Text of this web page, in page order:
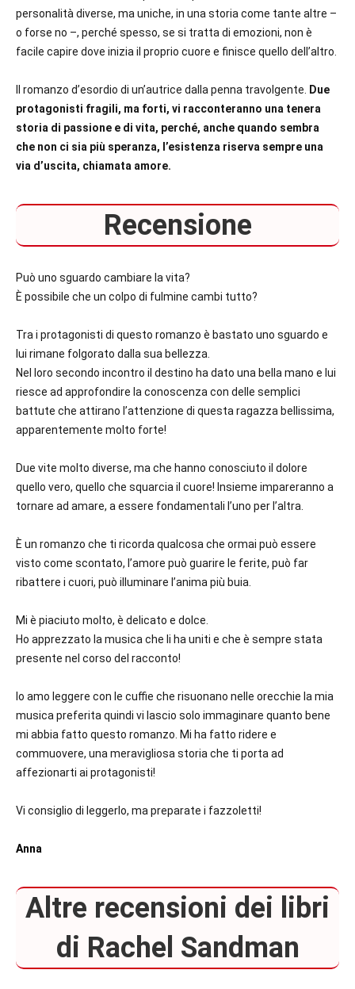
personalità diverse, ma uniche, in una storia come tante altre –
o forse no –, perché spesso, se si tratta di emozioni, non è
facile capire dove inizia il proprio cuore e finisce quello dell’altro.
Il romanzo d’esordio di un’autrice dalla penna travolgente.
Due
protagonisti fragili, ma forti, vi racconteranno una tenera
storia di passione e di vita, perché, anche quando sembra
che non ci sia più speranza, l’esistenza riserva sempre una
via d’uscita, chiamata amore.
Recensione
Può uno sguardo cambiare la vita?
È possibile che un colpo di fulmine cambi tutto?
Tra i protagonisti di questo romanzo è bastato uno sguardo e
lui rimane folgorato dalla sua bellezza.
Nel loro secondo incontro il destino ha dato una bella mano e lui
riesce ad approfondire la conoscenza con delle semplici
battute che attirano l’attenzione di questa ragazza bellissima,
apparentemente molto forte!
Due vite molto diverse, ma che hanno conosciuto il dolore
quello vero, quello che squarcia il cuore! Insieme impareranno a
tornare ad amare, a essere fondamentali l’uno per l’altra.
È un romanzo che ti ricorda qualcosa che ormai può essere
visto come scontato, l’amore può guarire le ferite, può far
ribattere i cuori, può illuminare l’anima più buia.
Mi è piaciuto molto, è delicato e dolce.
Ho apprezzato la musica che li ha uniti e che è sempre stata
presente nel corso del racconto!
Io amo leggere con le cuffie che risuonano nelle orecchie la mia
musica preferita quindi vi lascio solo immaginare quanto bene
mi abbia fatto questo romanzo. Mi ha fatto ridere e
commuovere, una meravigliosa storia che ti porta ad
affezionarti ai protagonisti!
Vi consiglio di leggerlo, ma preparate i fazzoletti!
Anna
Altre recensioni dei libri
di Rachel Sandman